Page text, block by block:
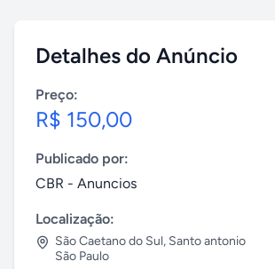
Detalhes do Anúncio
Preço:
R$ 150,00
Publicado por:
CBR - Anuncios
Localização:
São Caetano do Sul, Santo antonio
São Paulo